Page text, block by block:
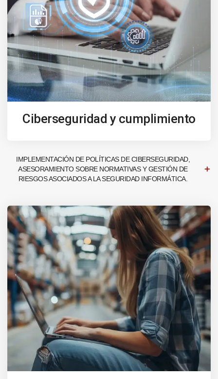
Ciberseguridad y cumplimiento
IMPLEMENTACIÓN DE POLÍTICAS DE CIBERSEGURIDAD,
ASESORAMIENTO SOBRE NORMATIVAS Y GESTIÓN DE
RIESGOS ASOCIADOS A LA SEGURIDAD INFORMÁTICA.